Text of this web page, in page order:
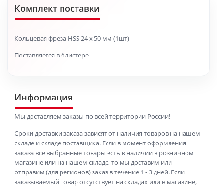
Комплект поставки
Кольцевая фреза HSS 24 x 50 мм (1шт)
Поставляется в блистере
Информация
Мы доставляем заказы по всей территории России!
Сроки доставки заказа зависят от наличия товаров на нашем
складе и складе поставщика. Если в момент оформления
заказа все выбранные товары есть в наличии в розничном
магазине или на нашем складе, то мы доставим или
отправим (для регионов) заказ в течение 1 - 3 дней. Если
заказываемый товар отсутствует на складах или в магазине,